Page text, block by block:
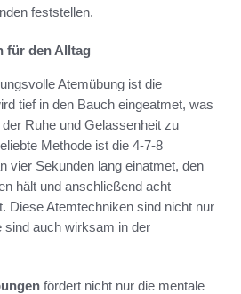
feststellen.
für den Alltag
Atemübung ist die
tief in den Bauch eingeatmet, was
Ruhe und Gelassenheit zu
Methode ist die 4-7-8
vier Sekunden lang einatmet, den
hält und anschließend acht
Diese Atemtechniken sind nicht nur
sind auch wirksam in der
fördert nicht nur die mentale